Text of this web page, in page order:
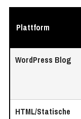
Plattform
WordPress Blog
HTML/Statische